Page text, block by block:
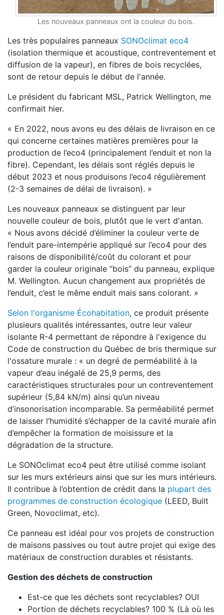
Les nouveaux panneaux ont la couleur du bois.
Les très populaires panneaux SONOclimat eco4
(isolation thermique et acoustique, contreventement et
diffusion de la vapeur), en fibres de bois recyclées,
sont de retour depuis le début de l'année.
Le président du fabricant MSL, Patrick Wellington, me
confirmait hier.
« En 2022, nous avons eu des délais de livraison en ce
qui concerne certaines matières premières pour la
production de l’eco4 (principalement l’enduit et non la
fibre). Cependant, les délais sont réglés depuis le
début 2023 et nous produisons l’eco4 régulièrement
(2-3 semaines de délai de livraison). »
Les nouveaux panneaux se distinguent par leur
nouvelle couleur de bois, plutôt que le vert d'antan.
« Nous avons décidé d’éliminer la couleur verte de
l’enduit pare-intempérie appliqué sur l’eco4 pour des
raisons de disponibilité/coût du colorant et pour
garder la couleur originale ‘’bois’’ du panneau, explique
M. Wellington. Aucun changement aux propriétés de
l’enduit, c’est le même enduit mais sans colorant. »
Selon l'organisme Écohabitation, ce produit présente
plusieurs qualités intéressantes, outre leur valeur
isolante R-4 permettant de répondre à l'exigence du
Code de construction du Québec de bris thermique sur
l'ossature murale : « un degré de perméabilité à la
vapeur d’eau inégalé de 25,9 perms, des
caractéristiques structurales pour un contreventement
supérieur (5,84 kN/m) ainsi qu’un niveau
d’insonorisation incomparable. Sa perméabilité permet
de laisser l’humidité s’échapper de la cavité murale afin
d’empêcher la formation de moisissure et la
dégradation de la structure.
Le SONOclimat eco4 peut être utilisé comme isolant
sur les murs extérieurs ainsi que sur les murs intérieurs.
Il contribue à l’obtention de crédit dans la plupart des
programmes de construction écologique (LEED, Built
Green, Novoclimat, etc).
Ce panneau est idéal pour vos projets de construction
de maisons passives ou tout autre projet qui exige des
matériaux de construction durables et résistants.
Gestion des déchets de construction
Est-ce que les déchets sont recyclables? OUI
Portion de déchets recyclables? 100 % (Là où les